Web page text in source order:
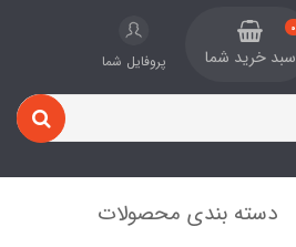
0
سبد خرید شما پروفایل شما
دسته بندی محصولات